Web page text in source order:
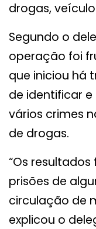
drogas,
Segundo o
operação foi
que iniciou há
de identificar
vários crimes
de drogas.
“Os
prisões de
circulação de
explicou o